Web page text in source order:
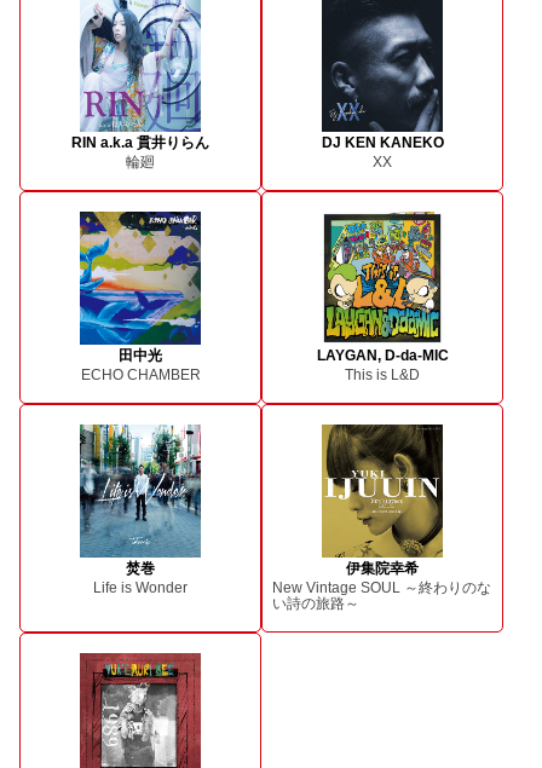
RIN a.k.a 貫井りらん
輪廻
DJ KEN KANEKO
XX
田中光
ECHO CHAMBER
LAYGAN, D-da-MIC
This is L&D
焚巻
Life is Wonder
伊集院幸希
New Vintage SOUL ～終わりのな
い詩の旅路～